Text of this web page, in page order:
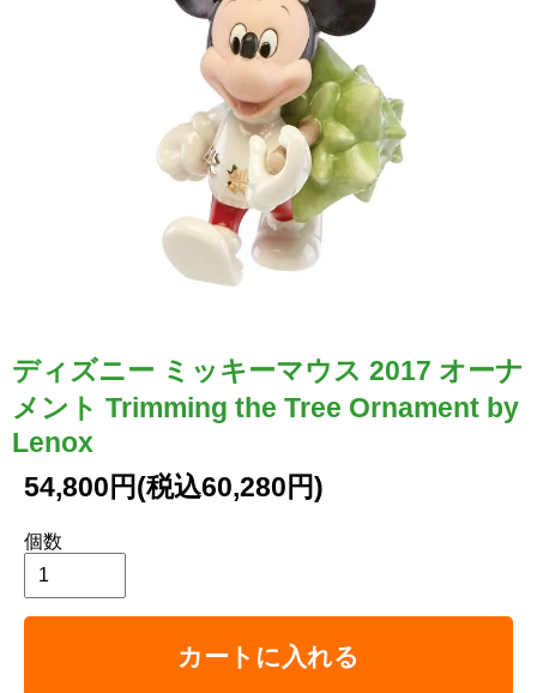
ディズニー ミッキーマウス 2017 オーナ
メント Trimming the Tree Ornament by
Lenox
54,800円(税込60,280円)
個数
カートに入れる